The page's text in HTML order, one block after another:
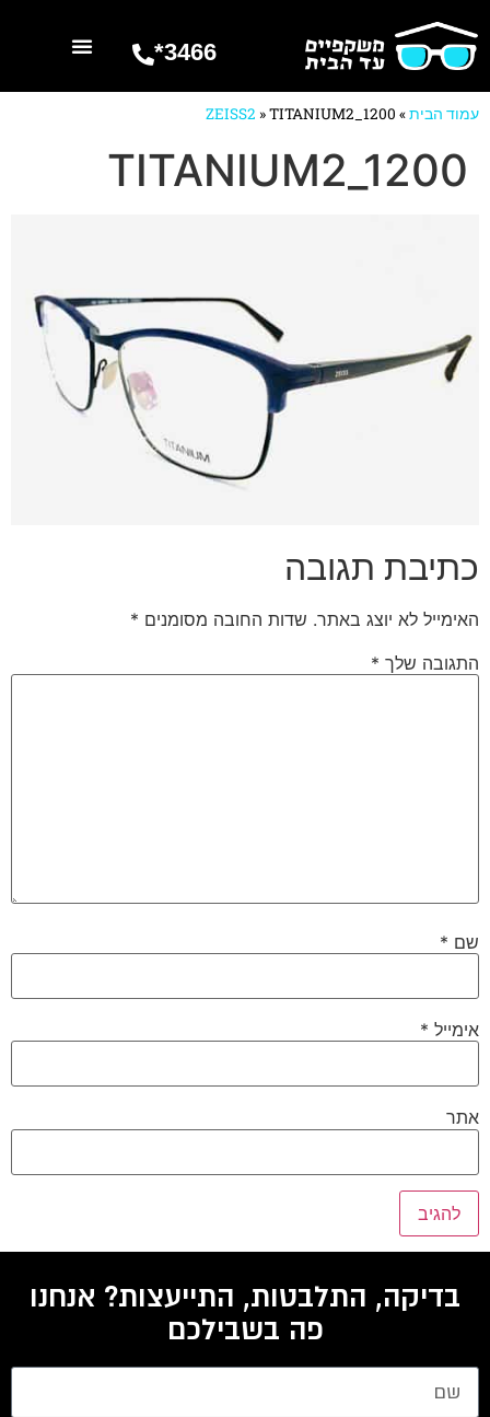
3466*
עמוד הבית»
ZEISS2 »TITANIUM2_1200
TITANIUM2_1200
כתיבת תגובה
האימייל לא יוצג באתר. שדות החובה מסומנים *
התגובה שלך *
שם *
אימייל *
אתר
בדיקה, התלבטות, התייעצות? אנחנו
פה בשבילכם